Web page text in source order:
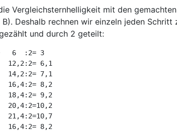
Vergleichsternhelligkeit mit den
Deshalb rechnen wir einzeln jeden
und durch 2 geteilt:
6  :2= 3
12,2:2= 6,1
14,2:2= 7,1
16,4:2= 8,2
18,4:2= 9,2
20,4:2=10,2
21,4:2=10,7
16,4:2= 8,2